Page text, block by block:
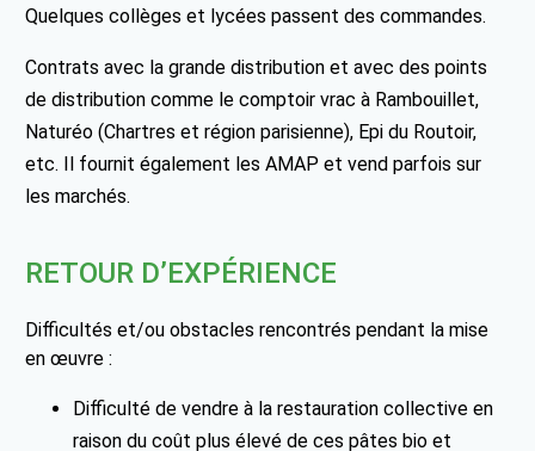
Quelques collèges et lycées passent des commandes.
Contrats avec la grande distribution et avec des points
de distribution comme le comptoir vrac à Rambouillet,
Naturéo (Chartres et région parisienne), Epi du Routoir,
etc. Il fournit également les AMAP et vend parfois sur
les marchés.
RETOUR D’EXPÉRIENCE
Difficultés et/ou obstacles rencontrés pendant la mise
en œuvre :
Difficulté de vendre à la restauration collective en
raison du coût plus élevé de ces pâtes bio et